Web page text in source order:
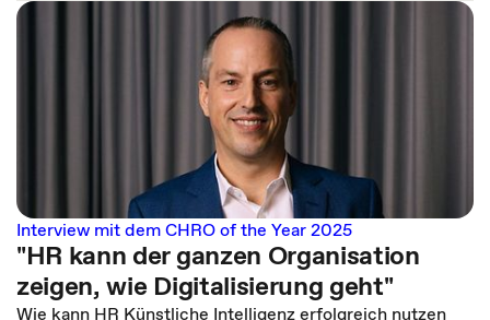
Interview mit dem CHRO of the Year 2025
"HR kann der ganzen Organisation
zeigen, wie Digitalisierung geht"
Wie kann HR Künstliche Intelligenz erfolgreich nutzen